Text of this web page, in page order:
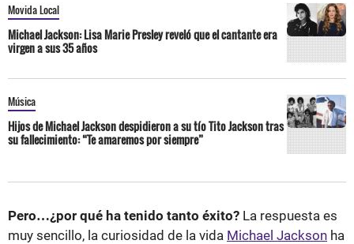
Movida Local
Michael Jackson: Lisa Marie Presley reveló que el cantante era
virgen a sus 35 años
Música
Hijos de Michael Jackson despidieron a su tío Tito Jackson tras
su fallecimiento: “Te amaremos por siempre”
Pero…¿por qué ha tenido tanto éxito? La respuesta es
muy sencillo, la curiosidad de la vida Michael Jackson ha